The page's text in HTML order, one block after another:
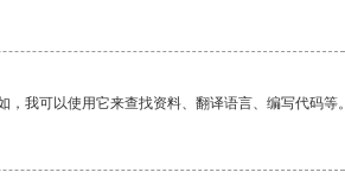
我可以使用它来查找资料、翻译语言、编写代码等。